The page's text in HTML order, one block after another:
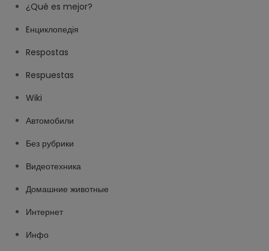
¿Qué es mejor?
Eнциклопедія
Respostas
Respuestas
Wiki
Автомобили
Без рубрики
Видеотехника
Домашние животные
Интернет
Инфо